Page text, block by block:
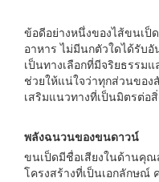
ข้อดีอย่างหนึ่งของไส้ขนเป็
อาหาร ไม่มีนกตัวใดได้รับอั
เป็นทางเลือกที่มีจริยธรรมแ
ช่วยให้แน่ใจว่าทุกส่วนของ
เสริมแนวทางที่เป็นมิตรต่อ
พลังฉนวนของขนดาวน์
ขนเป็ดมีชื่อเสียงในด้านคุณ
โครงสร้างที่เป็นเอกลักษณ์